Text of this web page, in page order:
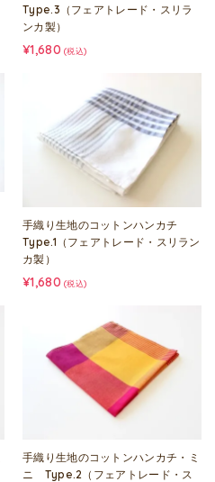
Type.3（フェアトレード・スリラ
ンカ製）
¥1,680 (税込)
手織り生地のコットンハンカチ
Type.1（フェアトレード・スリラン
カ製）
¥1,680 (税込)
手織り生地のコットンハンカチ・ミ
ニ Type.2（フェアトレード・ス